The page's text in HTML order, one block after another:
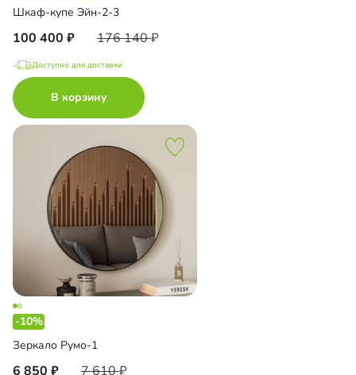
Шкаф-купе Эйн-2-3
100 400 176 140
Доступно для доставки
В корзину
-10%
Зеркало Румо-1
6 850 7 610